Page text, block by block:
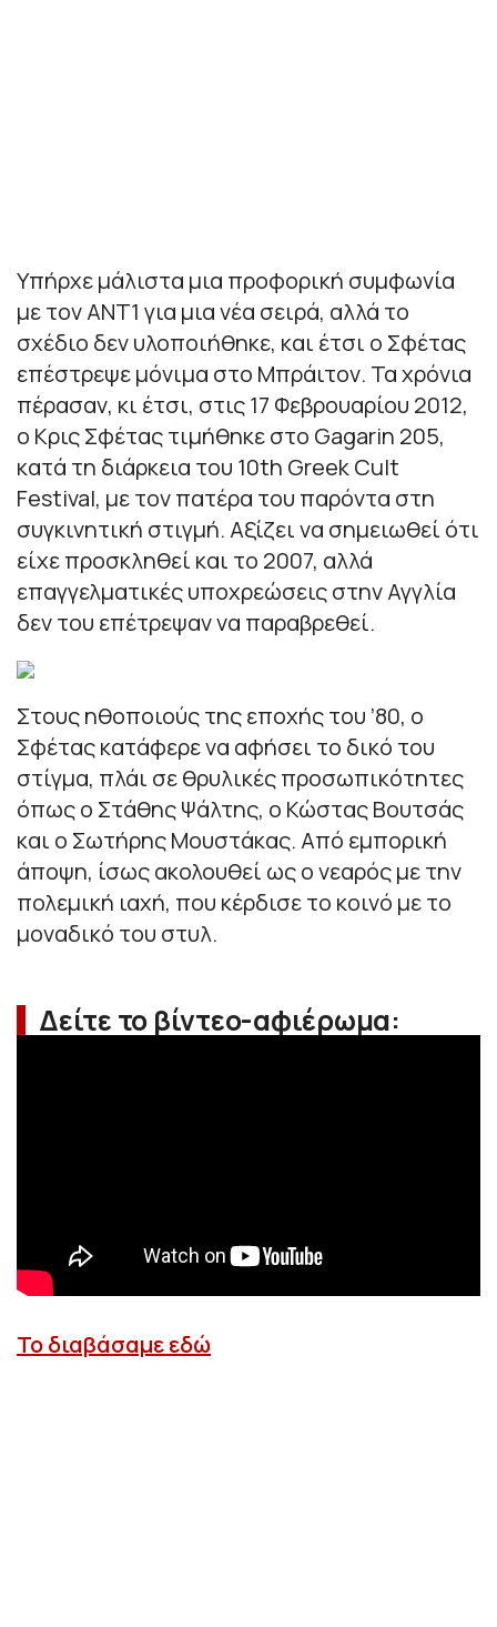
Υπήρχε μάλιστα μια προφορική συμφωνία
με τον ΑΝΤ1 για μια νέα σειρά, αλλά το
σχέδιο δεν υλοποιήθηκε, και έτσι ο Σφέτας
επέστρεψε μόνιμα στο Μπράιτον. Τα χρόνια
πέρασαν, κι έτσι, στις 17 Φεβρουαρίου 2012,
ο Κρις Σφέτας τιμήθηκε στο Gagarin 205,
κατά τη διάρκεια του 10th Greek Cult
Festival, με τον πατέρα του παρόντα στη
συγκινητική στιγμή. Αξίζει να σημειωθεί ότι
είχε προσκληθεί και το 2007, αλλά
επαγγελματικές υποχρεώσεις στην Αγγλία
δεν του επέτρεψαν να παραβρεθεί.
Στους ηθοποιούς της εποχής του ’80, ο
Σφέτας κατάφερε να αφήσει το δικό του
στίγμα, πλάι σε θρυλικές προσωπικότητες
όπως ο Στάθης Ψάλτης, ο Κώστας Βουτσάς
και ο Σωτήρης Μουστάκας. Από εμπορική
άποψη, ίσως ακολουθεί ως ο νεαρός με την
πολεμική ιαχή, που κέρδισε το κοινό με το
μοναδικό του στυλ.
Δείτε το βίντεο-αφιέρωμα:
Το διαβάσαμε εδώ